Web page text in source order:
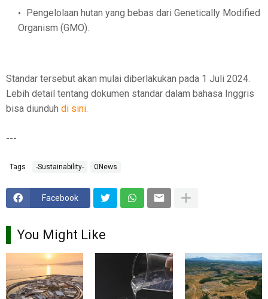
Pengelolaan hutan yang bebas dari Genetically Modified
Organism (GMO).
Standar tersebut akan mulai diberlakukan pada 1 Juli 2024.
Lebih detail tentang dokumen standar dalam bahasa Inggris
bisa diunduh di sini.
---
Tags -Sustainability- ΩNews
Facebook
You Might Like